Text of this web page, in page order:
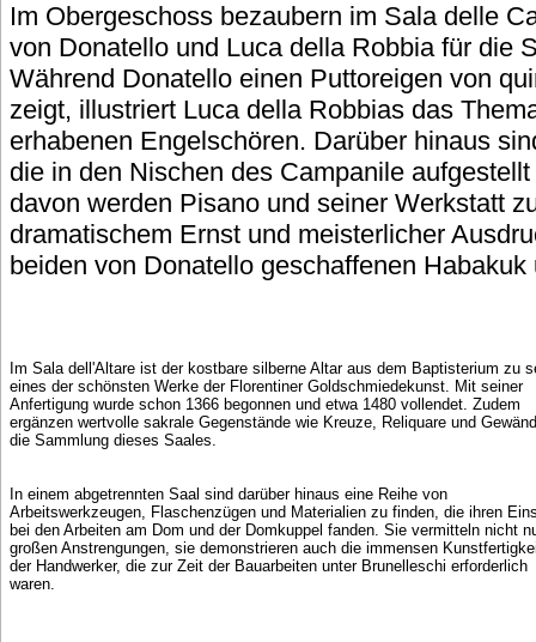
Im Obergeschoss bezaubern im Sala delle
von Donatello und Luca della Robbia für die
Während Donatello einen Puttoreigen von
zeigt, illustriert Luca della Robbias das
erhabenen Engelschören. Darüber hinaus
die in den Nischen des Campanile
davon werden Pisano und seiner Werkstatt
dramatischem Ernst und meisterlicher
beiden von Donatello geschaffenen Habakuk
Im Sala dell'Altare ist der kostbare silberne Altar aus dem Baptisterium zu
eines der schönsten Werke der Florentiner Goldschmiedekunst. Mit seiner
Anfertigung wurde schon 1366 begonnen und etwa 1480 vollendet. Zudem
ergänzen wertvolle sakrale Gegenstände wie Kreuze, Reliquare und
die Sammlung dieses Saales.
In einem abgetrennten Saal sind darüber hinaus eine Reihe von
Arbeitswerkzeugen, Flaschenzügen und Materialien zu finden, die ihren
bei den Arbeiten am Dom und der Domkuppel fanden. Sie vermitteln nicht
großen Anstrengungen, sie demonstrieren auch die immensen
der Handwerker, die zur Zeit der Bauarbeiten unter Brunelleschi erforderlich
waren.